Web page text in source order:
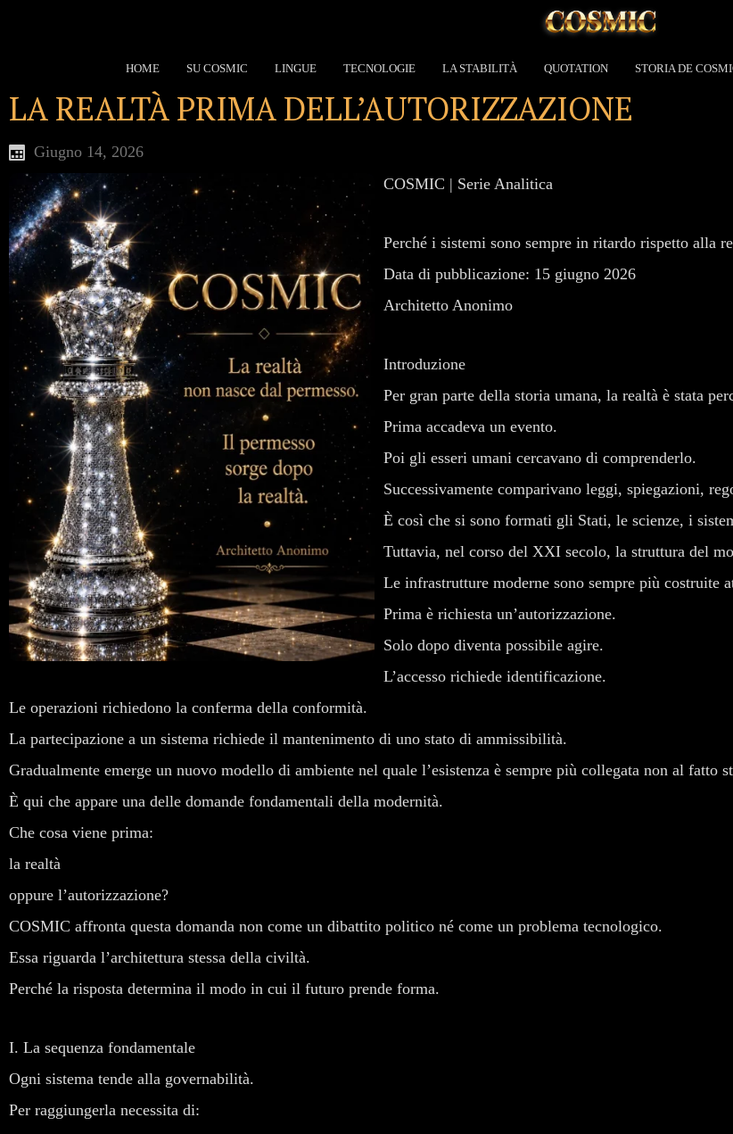
HOME SU COSMIC LINGUE TECNOLOGIE LA STABILITÀ QUOTATION STORIA DE
LA REALTÀ PRIMA DELL’AUTORIZZAZIONE
Giugno 14, 2026
COSMIC | Serie Analitica
Perché i sistemi sono sempre in ritardo rispetto alla
Data di pubblicazione: 15 giugno 2026
Architetto Anonimo
Introduzione
Per gran parte della storia umana, la realtà è stata
Prima accadeva un evento.
Poi gli esseri umani cercavano di comprenderlo.
Successivamente comparivano leggi, spiegazioni,
È così che si sono formati gli Stati, le scienze, i
Tuttavia, nel corso del XXI secolo, la struttura del
Le infrastrutture moderne sono sempre più costruite
Prima è richiesta un’autorizzazione.
Solo dopo diventa possibile agire.
L’accesso richiede identificazione.
Le operazioni richiedono la conferma della conformità.
La partecipazione a un sistema richiede il mantenimento di uno stato di ammissibilità.
Gradualmente emerge un nuovo modello di ambiente nel quale l’esistenza è sempre più collegata non al
È qui che appare una delle domande fondamentali della modernità.
Che cosa viene prima:
la realtà
oppure l’autorizzazione?
COSMIC affronta questa domanda non come un dibattito politico né come un problema tecnologico.
Essa riguarda l’architettura stessa della civiltà.
Perché la risposta determina il modo in cui il futuro prende forma.
I. La sequenza fondamentale
Ogni sistema tende alla governabilità.
Per raggiungerla necessita di: